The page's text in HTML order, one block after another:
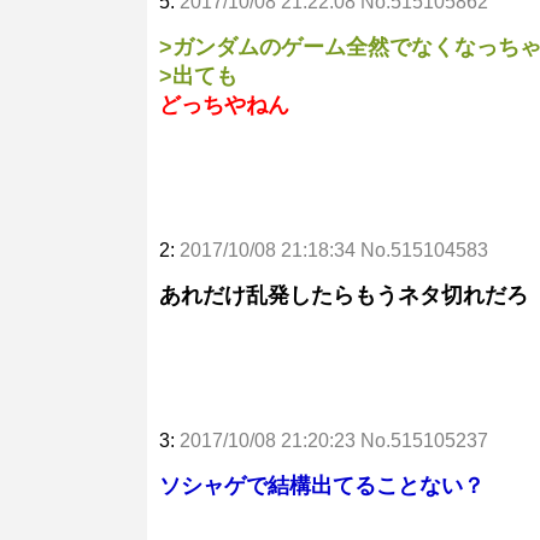
>ガンダムのゲーム全然でなくなっち
>出ても
どっちやねん
2: 2017/10/08 21:18:34 No.515104583
あれだけ乱発したらもうネタ切れだろ
3: 2017/10/08 21:20:23 No.515105237
ソシャゲで結構出てることない？